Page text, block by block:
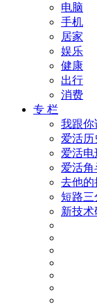
电脑
手机
居家
娱乐
健康
出行
消费
专 栏
我跟你
爱活历
爱活电
爱活角
去他的
短路三
新技术